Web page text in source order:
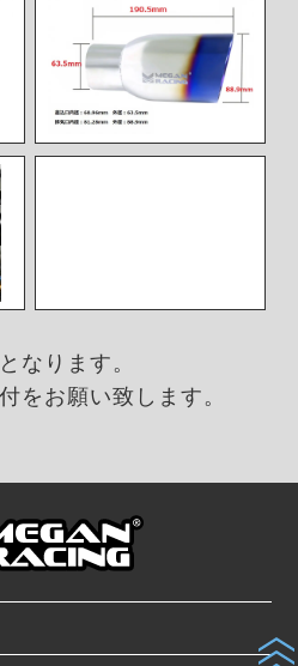
なります。
をお願い致します。